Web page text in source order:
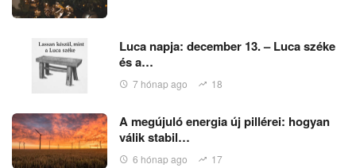
Luca napja: december 13. – Luca széke
és a…
7 hónap ago 18
A megújuló energia új pillérei: hogyan
válik stabil…
6 hónap ago 17